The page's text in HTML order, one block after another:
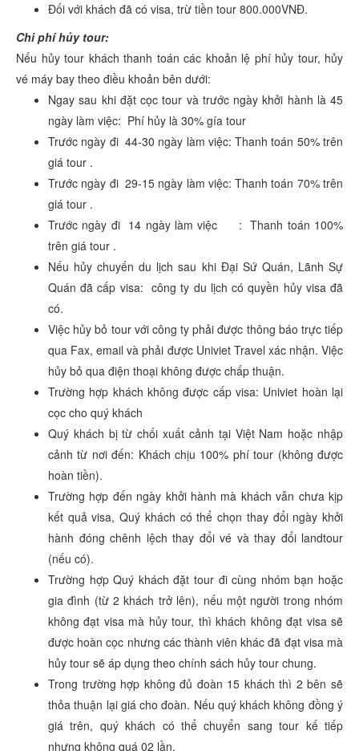
Đối với khách đã có visa, trừ tiền tour 800.000VNĐ.
Chi phí hủy tour:
Nếu hủy tour khách thanh toán các khoản lệ phí hủy tour, hủy
vé máy bay theo điều khoản bên dưới:
Ngay sau khi đặt cọc tour và trước ngày khởi hành là 45
ngày làm việc: Phí hủy là 30% gía tour
Trước ngày đi 44-30 ngày làm việc: Thanh toán 50% trên
giá tour .
Trước ngày đi 29-15 ngày làm việc: Thanh toán 70% trên
giá tour .
Trước ngày đi 14 ngày làm việc : Thanh toán 100%
trên giá tour .
Nếu hủy chuyến du lịch sau khi Đại Sứ Quán, Lãnh Sự
Quán đã cấp visa: công ty du lịch có quyền hủy visa đã
có.
Việc hủy bỏ tour với công ty phải được thông báo trực tiếp
qua Fax, email và phải được Univiet Travel xác nhận. Việc
hủy bỏ qua điện thoại không được chấp thuận.
Trường hợp khách không được cấp visa: Univiet hoàn lại
cọc cho quý khách
Quý khách bị từ chối xuất cảnh tại Việt Nam hoặc nhập
cảnh từ nơi đến: Khách chịu 100% phí tour (không được
hoàn tiền).
Trường hợp đến ngày khởi hành mà khách vẫn chưa kịp
kết quả visa, Quý khách có thể chọn thay đổi ngày khởi
hành đóng chênh lệch thay đổi vé và thay đổi landtour
(nếu có).
Trường hợp Quý khách đặt tour đi cùng nhóm bạn hoặc
gia đình (từ 2 khách trở lên), nếu một người trong nhóm
không đạt visa mà hủy tour, thì khách không đạt visa sẽ
được hoàn cọc nhưng các thành viên khác đã đạt visa mà
hủy tour sẽ áp dụng theo chính sách hủy tour chung.
Trong trường hợp không đủ đoàn 15 khách thì 2 bên sẽ
thỏa thuận lại giá cho đoàn. Nếu quý khách không đồng ý
giá trên, quý khách có thể chuyển sang tour kế tiếp
nhưng không quá 02 lần.